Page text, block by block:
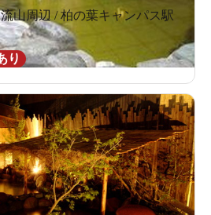
山周辺 / 柏の葉キャンパス駅
り